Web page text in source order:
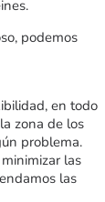
podemos
en todo
zona de los
problema.
las
las